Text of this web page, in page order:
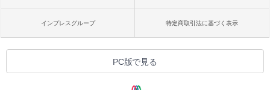
インプレスグループ 特定商取引法に基づく表示
PC版で見る